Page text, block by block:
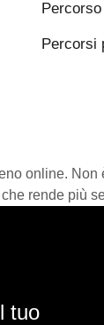
Percorsi
online.
rende più
tuo